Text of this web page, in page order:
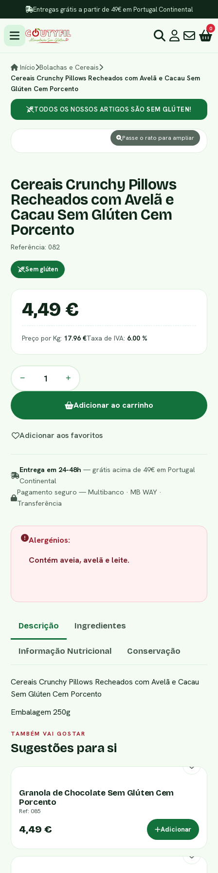
Entregas grátis a partir de 49€ em Portugal Continental
0
Início Bolachas e Cereais
Cereais Crunchy Pillows Recheados com Avelã e Cacau Sem
Glúten Cem Porcento
TODOS OS NOSSOS ARTIGOS SÃO SEM GLÚTEN!
Passe o rato para ampliar
Cereais Crunchy Pillows
Recheados com Avelã e
Cacau Sem Glúten Cem
Porcento
Referência: 082
Sem glúten
4,49 €
Preço por Kg: 17.96 €Taxa de IVA: 6.00 %
− +
Adicionar ao carrinho
Adicionar aos favoritos
Entrega em 24-48h — grátis acima de 49€ em Portugal
Continental
Pagamento seguro — Multibanco · MB WAY ·
Transferência
Alergénios:
Contém aveia, avelã e leite.
Descrição Ingredientes
Informação Nutricional Conservação
Cereais Crunchy Pillows Recheados com Avelã e Cacau
Sem Glúten Cem Porcento
Embalagem 250g
TAMBÉM VAI GOSTAR
Sugestões para si
Granola de Chocolate Sem Glúten Cem
Porcento
Ref: 085
4,49 € Adicionar